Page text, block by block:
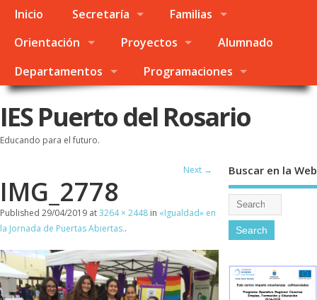
Inicio Secretaría
Familias
Orientación
Proyectos
Alumnado
Departamentos
Programaciones
IES Puerto del Rosario
Educando para el futuro.
Next →
IMG_2778
Published 29/04/2019 at3264 × 2448 in «Igualdad» en
la Jornada de Puertas Abiertas..
Buscar en la Web